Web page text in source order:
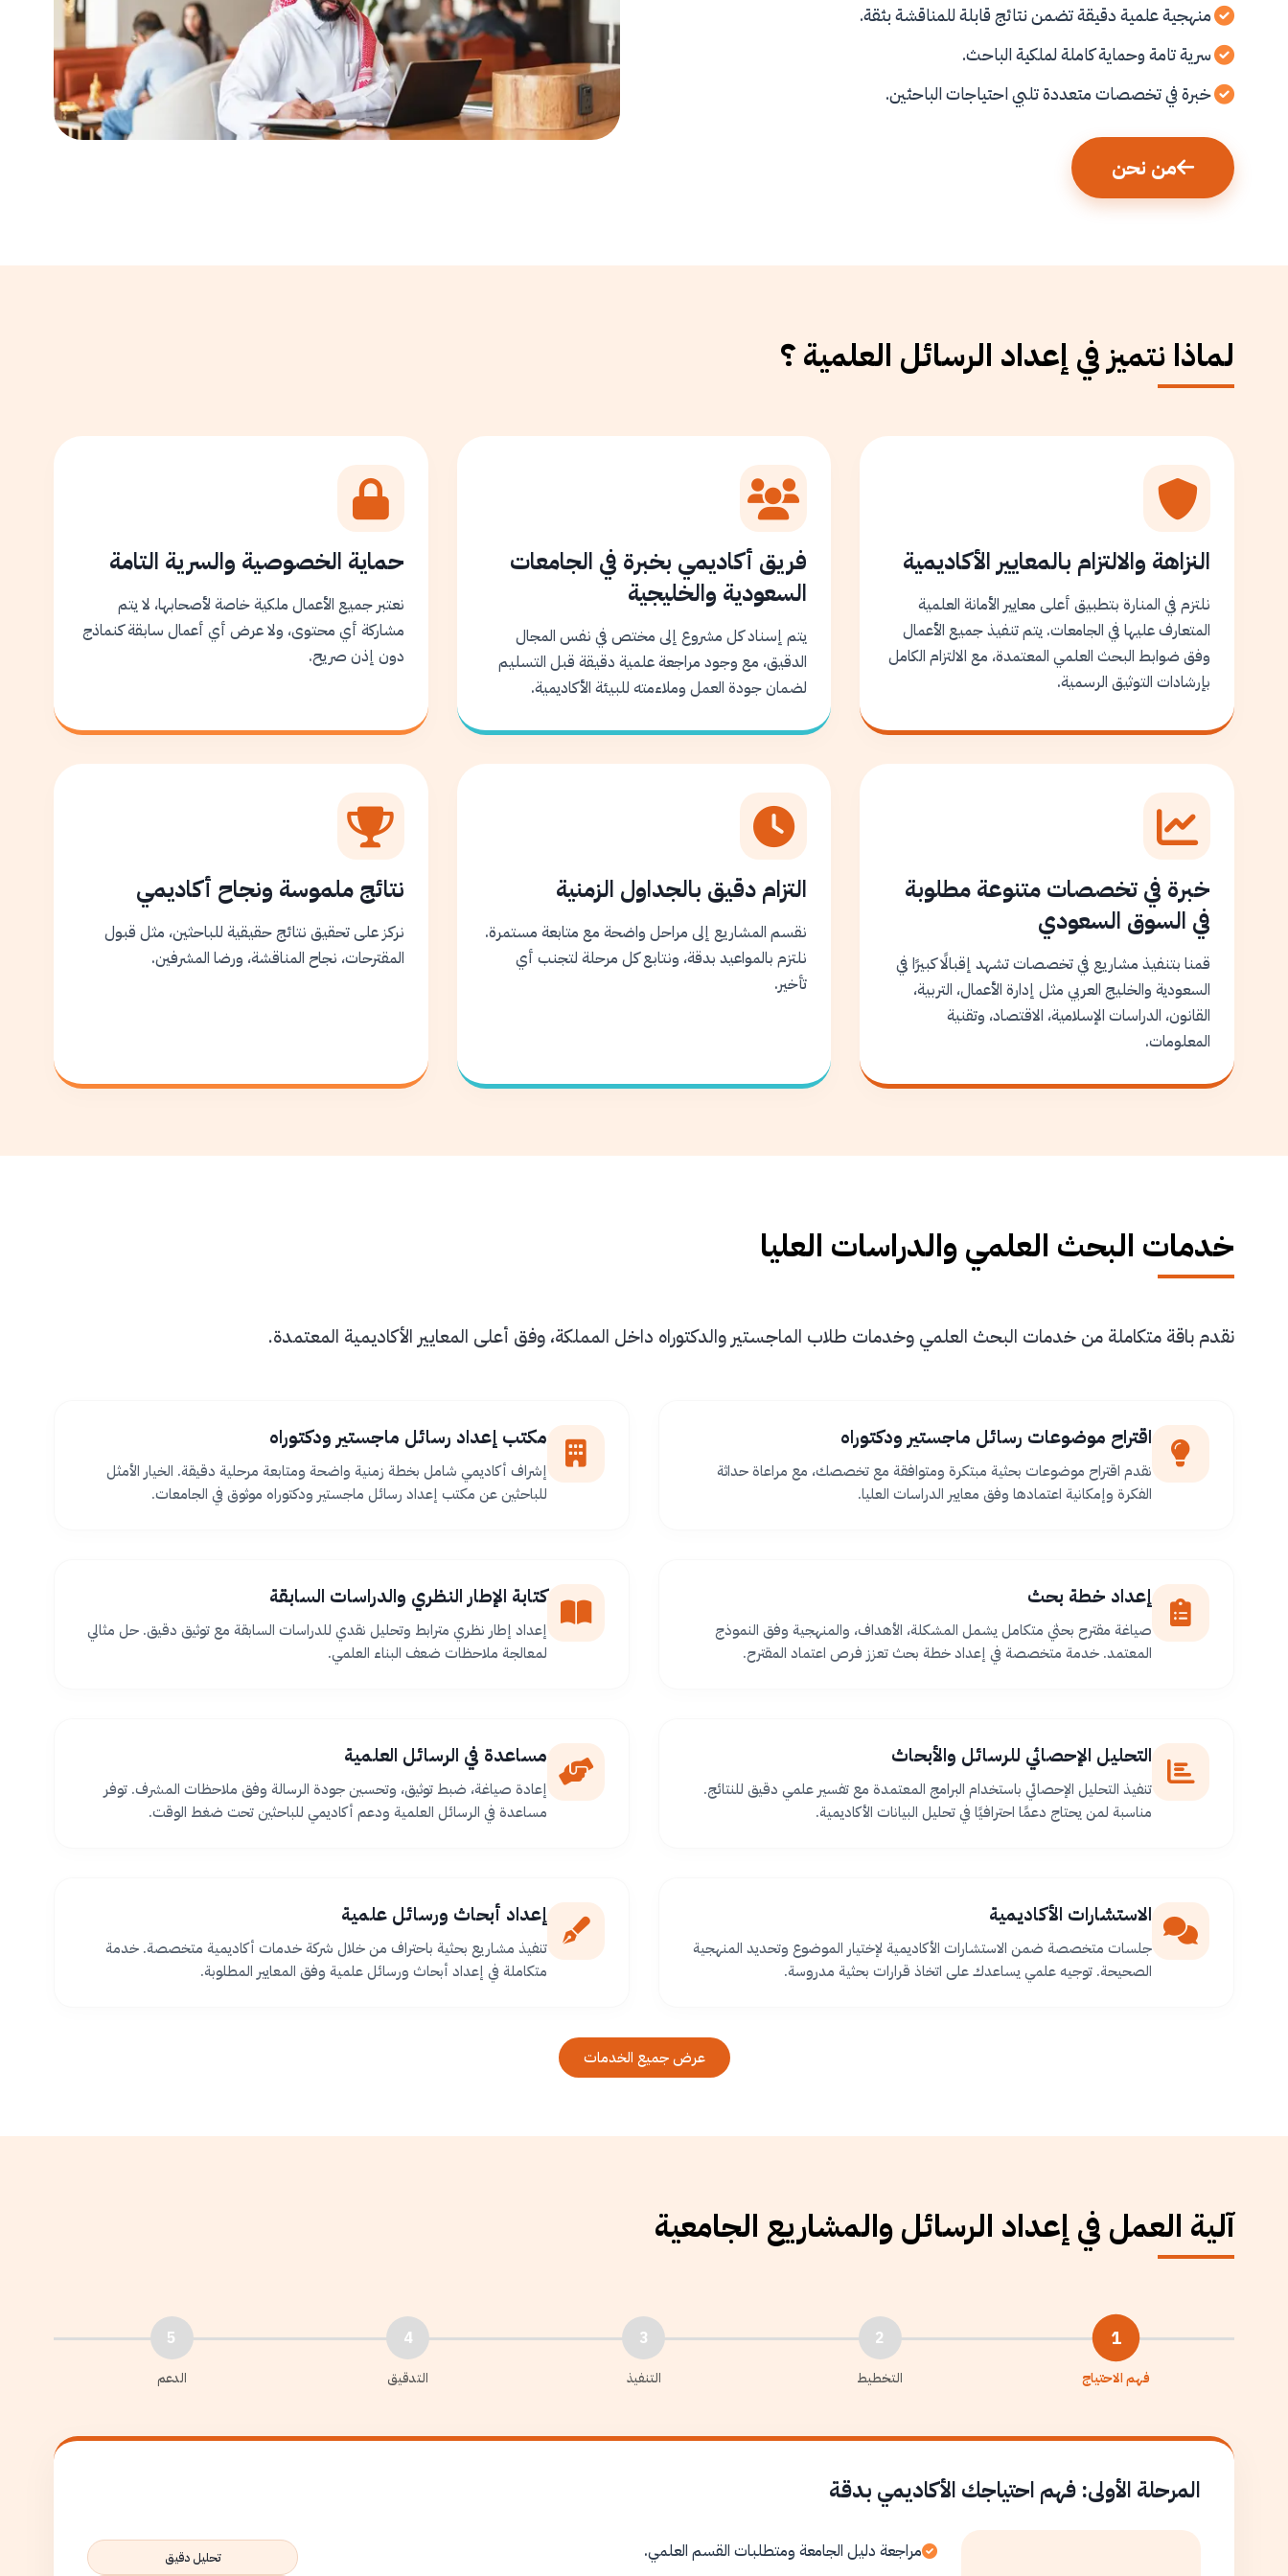
منهجية علمية دقيقة تضمن نتائج قابلة للمناقشة بثقة.
سرية تامة وحماية كاملة لملكية الباحث.
خبرة في تخصصات متعددة تلبي احتياجات الباحثين.
من نحن
لماذا نتميز في إعداد الرسائل العلمية ؟
النزاهة والالتزام بالمعايير الأكاديمية
نلتزم في المنارة بتطبيق أعلى معايير الأمانة العلمية
المتعارف عليها في الجامعات. يتم تنفيذ جميع الأعمال
وفق ضوابط البحث العلمي المعتمدة، مع الالتزام الكامل
بإرشادات التوثيق الرسمية.
فريق أكاديمي بخبرة في الجامعات
السعودية والخليجية
يتم إسناد كل مشروع إلى مختص في نفس المجال
الدقيق، مع وجود مراجعة علمية دقيقة قبل التسليم
لضمان جودة العمل وملاءمته للبيئة الأكاديمية.
حماية الخصوصية والسرية التامة
نعتبر جميع الأعمال ملكية خاصة لأصحابها، لا يتم
مشاركة أي محتوى، ولا عرض أي أعمال سابقة كنماذج
دون إذن صريح.
خبرة في تخصصات متنوعة مطلوبة
في السوق السعودي
قمنا بتنفيذ مشاريع في تخصصات تشهد إقبالًا كبيرًا في
السعودية والخليج العربي مثل إدارة الأعمال، التربية،
القانون، الدراسات الإسلامية، الاقتصاد، وتقنية
المعلومات.
التزام دقيق بالجداول الزمنية
نقسم المشاريع إلى مراحل واضحة مع متابعة مستمرة.
نلتزم بالمواعيد بدقة، ونتابع كل مرحلة لتجنب أي
تأخير.
نتائج ملموسة ونجاح أكاديمي
نركز على تحقيق نتائج حقيقية للباحثين، مثل قبول
المقترحات، نجاح المناقشة، ورضا المشرفين.
خدمات البحث العلمي والدراسات العليا
نقدم باقة متكاملة من خدمات البحث العلمي وخدمات طلاب الماجستير والدكتوراه داخل المملكة، وفق أعلى المعايير الأكاديمية المعتمدة.
اقتراح موضوعات رسائل ماجستير ودكتوراه
نقدم اقتراح موضوعات بحثية مبتكرة ومتوافقة مع تخصصك، مع مراعاة حداثة
الفكرة وإمكانية اعتمادها وفق معايير الدراسات العليا.
مكتب إعداد رسائل ماجستير ودكتوراه
إشراف أكاديمي شامل بخطة زمنية واضحة ومتابعة مرحلية دقيقة. الخيار الأمثل
للباحثين عن مكتب إعداد رسائل ماجستير ودكتوراه موثوق في الجامعات.
إعداد خطة بحث
صياغة مقترح بحثي متكامل يشمل المشكلة، الأهداف، والمنهجية وفق النموذج
المعتمد. خدمة متخصصة في إعداد خطة بحث تعزز فرص اعتماد المقترح.
كتابة الإطار النظري والدراسات السابقة
إعداد إطار نظري مترابط وتحليل نقدي للدراسات السابقة مع توثيق دقيق. حل مثالي
لمعالجة ملاحظات ضعف البناء العلمي.
التحليل الإحصائي للرسائل والأبحاث
تنفيذ التحليل الإحصائي باستخدام البرامج المعتمدة مع تفسير علمي دقيق للنتائج.
مناسبة لمن يحتاج دعمًا احترافيًا في تحليل البيانات الأكاديمية.
مساعدة في الرسائل العلمية
إعادة صياغة، ضبط توثيق، وتحسين جودة الرسالة وفق ملاحظات المشرف. توفر
مساعدة في الرسائل العلمية ودعم أكاديمي للباحثين تحت ضغط الوقت.
الاستشارات الأكاديمية
جلسات متخصصة ضمن الاستشارات الأكاديمية لإختيار الموضوع وتحديد المنهجية
الصحيحة. توجيه علمي يساعدك على اتخاذ قرارات بحثية مدروسة.
إعداد أبحاث ورسائل علمية
تنفيذ مشاريع بحثية باحتراف من خلال شركة خدمات أكاديمية متخصصة. خدمة
متكاملة في إعداد أبحاث ورسائل علمية وفق المعايير المطلوبة.
عرض جميع الخدمات
آلية العمل في إعداد الرسائل والمشاريع الجامعية
1
فهم الاحتياج
2
التخطيط
3
التنفيذ
4
التدقيق
5
الدعم
المرحلة الأولى: فهم احتياجك الأكاديمي بدقة
مراجعة دليل الجامعة ومتطلبات القسم العلمي.
تحليل دقيق